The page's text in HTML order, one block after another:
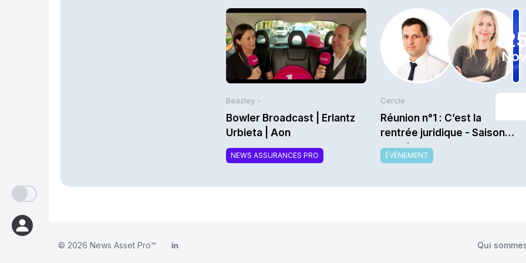
Beazley -
Bowler Broadcast | Erlantz
Urbieta | Aon
NEWS ASSURANCES PRO
Cercle
Réunion n°1 : C’est la
rentrée juridique - Saison
2026/2027
ÉVÉNEMENT
© 2026 News Asset Pro™ LinkedIn Qui